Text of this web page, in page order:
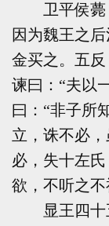
卫平侯薨，
因为魏王之
金买之。五
谏曰：“夫以
曰：“非子所
立，诛不必
必，失十左
欲，不听之不
显王四十五